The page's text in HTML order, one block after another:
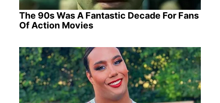
The 90s Was A Fantastic Decade For Fans
Of Action Movies